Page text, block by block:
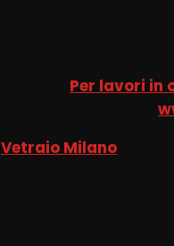
Per lavori in
Vetraio Milano